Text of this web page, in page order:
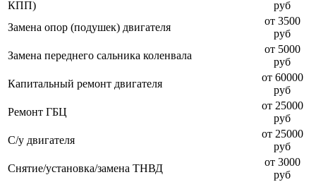
КПП)
руб
Замена опор (подушек) двигателя
от 3500
руб
Замена переднего сальника коленвала
от 5000
руб
Капитальный ремонт двигателя
от 60000
руб
Ремонт ГБЦ
от 25000
руб
С/у двигателя
от 25000
руб
Снятие/установка/замена ТНВД
от 3000
руб